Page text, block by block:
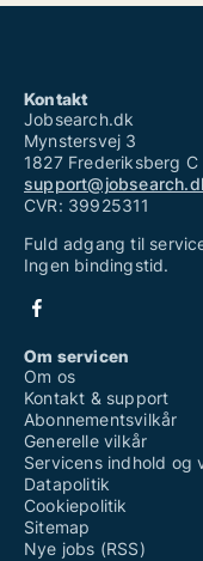
Kontakt
Jobsearch.dk
Mynstersvej 3
1827 Frederiksberg C
CVR: 39925311
Fuld adgang til
Ingen bindingstid.
Om servicen
Om os
Kontakt & support
Abonnementsvilkår
Generelle vilkår
Servicens indhold og
Datapolitik
Cookiepolitik
Sitemap
Nye jobs (RSS)